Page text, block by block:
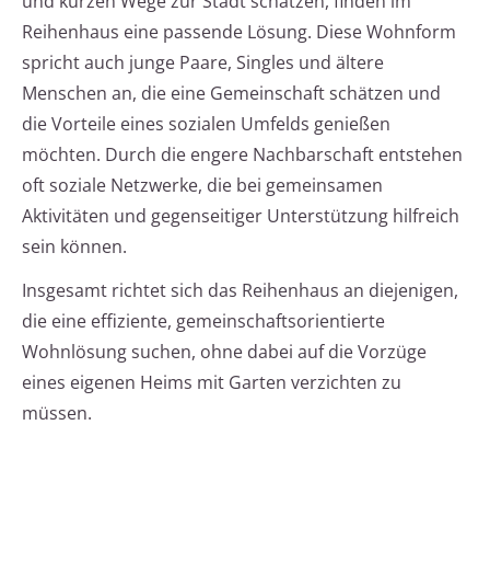
Reihenhaus eine passende Lösung. Diese Wohnform
spricht auch junge Paare, Singles und ältere
Menschen an, die eine Gemeinschaft schätzen und
die Vorteile eines sozialen Umfelds genießen
möchten. Durch die engere Nachbarschaft entstehen
oft soziale Netzwerke, die bei gemeinsamen
Aktivitäten und gegenseitiger Unterstützung hilfreich
sein können.
Insgesamt richtet sich das Reihenhaus an diejenigen,
die eine effiziente, gemeinschaftsorientierte
Wohnlösung suchen, ohne dabei auf die Vorzüge
eines eigenen Heims mit Garten verzichten zu
müssen.